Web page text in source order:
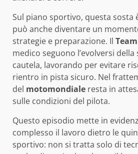
Sul piano sportivo, questa sosta
può anche diventare un
strategie e preparazione. Il
medico seguono l’evolversi
cautela, lavorando per evitare
rientro in pista sicuro. Nel
del motomondiale resta in
sulle condizioni del pilota.
Questo episodio mette in
complesso il lavoro dietro le
sportivo: non si tratta solo di